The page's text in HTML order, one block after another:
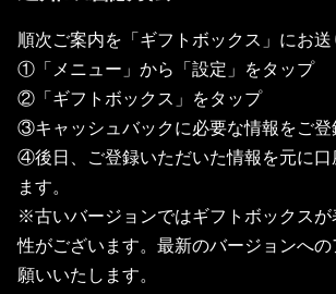
順次ご案内を「ギフトボックス」にお送
①「メニュー」から「設定」をタップ
②「ギフトボックス」をタップ
③キャッシュバックに必要な情報をご登
④後日、ご登録いただいた情報を元に口
ます。
※古いバージョンではギフトボックス
性がございます。最新のバージョンへ
願いいたします。